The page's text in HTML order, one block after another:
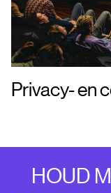
Privacy- en
HOUD